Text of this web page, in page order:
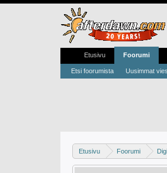
Etusivu Foorumi
Etusivu Foorumi
Etsi foorumista Uusimmat